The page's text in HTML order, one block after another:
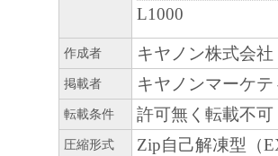
CONCERNING THE
SUPERSEDES ALL PROP
AGREEMENTS, VERBAL
COMMUNICATIONS
RELATING TO THE
AMENDMENT TO THIS
L1000
作成者 キヤノン株式会社
掲載者 キヤノンマーケ
転載条件 許可無く転載不可
圧縮形式 Zip自己解凍型（